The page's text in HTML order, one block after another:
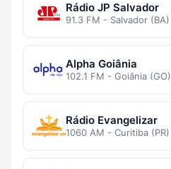
Rádio JP Salvador
91.3 FM - Salvador (BA)
Alpha Goiânia
102.1 FM - Goiânia (GO)
Rádio Evangelizar
1060 AM - Curitiba (PR)